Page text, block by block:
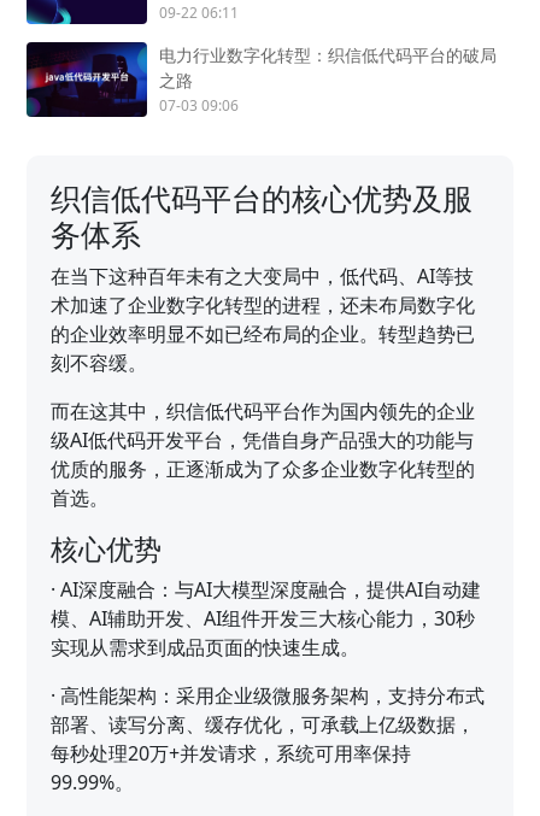
09-22 06:11
电力行业数字化转型：织信低代码平台的破局
之路
07-03 09:06
织信低代码平台的核心优势及服
务体系
在当下这种百年未有之大变局中，低代码、AI等技
术加速了企业数字化转型的进程，还未布局数字化
的企业效率明显不如已经布局的企业。转型趋势已
刻不容缓。
而在这其中，织信低代码平台作为国内领先的企业
级AI低代码开发平台，凭借自身产品强大的功能与
优质的服务，正逐渐成为了众多企业数字化转型的
首选。
核心优势
·AI深度融合：与AI大模型深度融合，提供AI自动建
模、AI辅助开发、AI组件开发三大核心能力，30秒
实现从需求到成品页面的快速生成。
·高性能架构：采用企业级微服务架构，支持分布式
部署、读写分离、缓存优化，可承载上亿级数据，
每秒处理20万+并发请求，系统可用率保持
99.99%。